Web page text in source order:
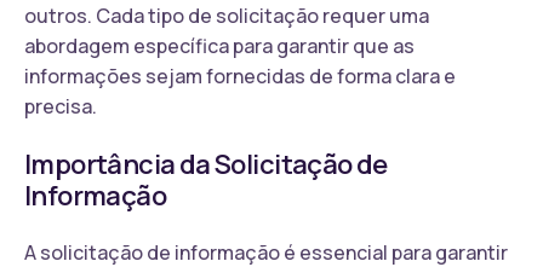
outros. Cada tipo de solicitação requer uma
abordagem específica para garantir que as
informações sejam fornecidas de forma clara e
precisa.
Importância da Solicitação de
Informação
A solicitação de informação é essencial para garantir